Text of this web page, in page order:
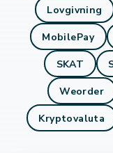
Lovgivning
MobilePay
SKAT
Weorder
Kryptovaluta